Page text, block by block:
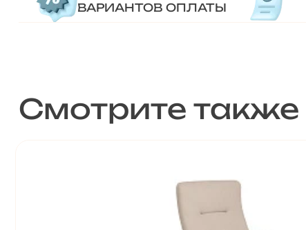
ВАРИАНТОВ ОПЛАТЫ
Смотрите также